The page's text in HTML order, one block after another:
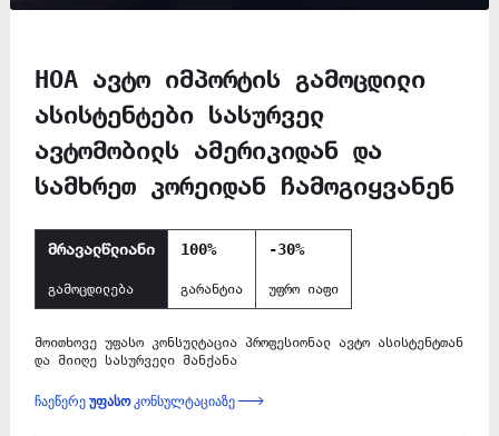
HOA ავტო იმპორტის გამოცდილი
ასისტენტები სასურველ
ავტომობილს ამერიკიდან და
სამხრეთ კორეიდან ჩამოგიყვანენ
მრავალწლიანი
გამოცდილება
100%
გარანტია
-30%
უფრო იაფი
მოითხოვე უფასო კონსულტაცია პროფესიონალ ავტო ასისტენტთან
და მიიღე სასურველი მანქანა
ჩაეწერე უფასოკონსულტაციაზე